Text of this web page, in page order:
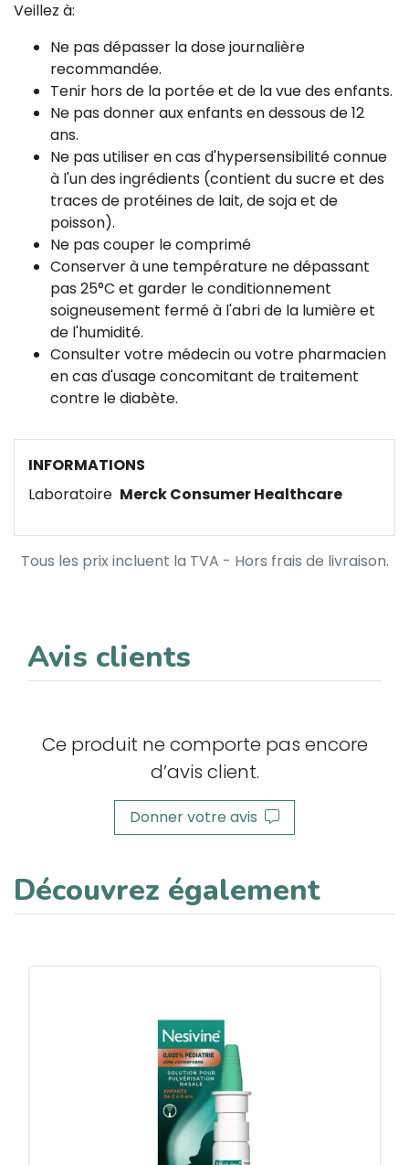
Veillez à:
Ne pas dépasser la dose journalière
recommandée.
Tenir hors de la portée et de la vue des enfants.
Ne pas donner aux enfants en dessous de 12
ans.
Ne pas utiliser en cas d'hypersensibilité connue
à l'un des ingrédients (contient du sucre et des
traces de protéines de lait, de soja et de
poisson).
Ne pas couper le comprimé
Conserver à une température ne dépassant
pas 25°C et garder le conditionnement
soigneusement fermé à l'abri de la lumière et
de l'humidité.
Consulter votre médecin ou votre pharmacien
en cas d'usage concomitant de traitement
contre le diabète.
INFORMATIONS
Laboratoire Merck Consumer Healthcare
Tous les prix incluent la TVA - Hors frais de livraison.
Avis clients
Ce produit ne comporte pas encore
d’avis client.
Donner votre avis
Découvrez également